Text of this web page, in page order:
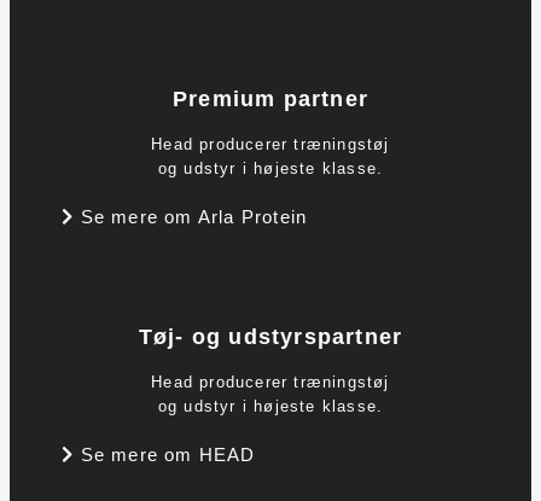
Premium partner
Head producerer træningstøj
og udstyr i højeste klasse.
Se mere om Arla Protein
Tøj- og udstyrspartner
Head producerer træningstøj
og udstyr i højeste klasse.
Se mere om HEAD